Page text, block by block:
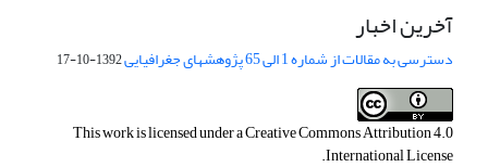
آخرین اخبار
دسترسی به مقالات از شماره 1 الی 65 پژوهشهای جغرافیایی 1392-10-17
This work is licensed under aCreative Commons Attribution 4.0
International License
.